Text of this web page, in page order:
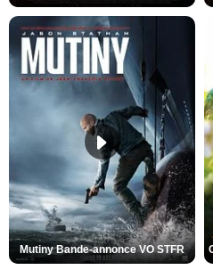
Mutiny Bande-annonce VO STFR